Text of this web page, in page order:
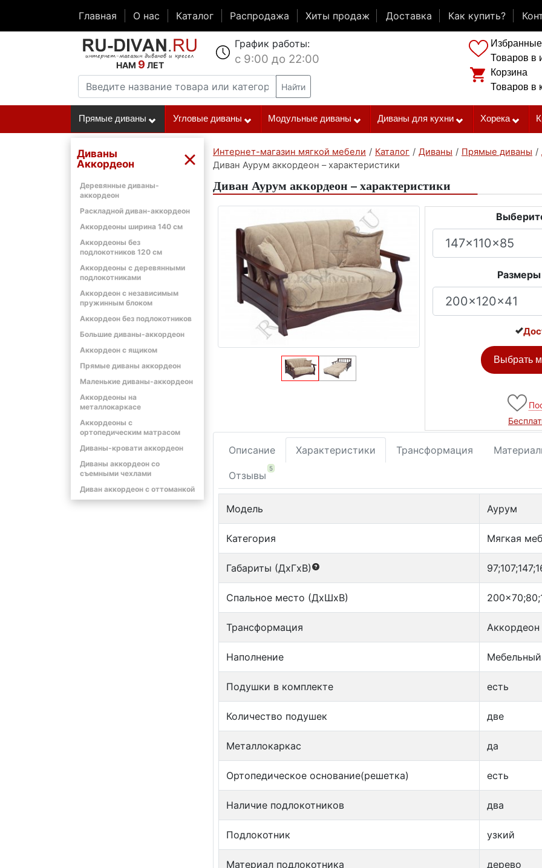
Главная О нас Каталог Распродажа Хиты продаж Доставка Как купить?
НАМ 9 ЛЕТ
График работы:
с 9:00 до 22:00
Найти
Товаров в
Корзина
Товаров в
Прямые диваны Угловые диваны Модульные диваны Диваны для кухни Хорека
Диваны
Аккордеон
Деревянные диваны-
аккордеон
Раскладной диван-аккордеон
Аккордеоны ширина 140 см
Аккордеоны без
подлокотников 120 см
Аккордеоны с деревянными
подлокотниками
Аккордеон с независимым
пружинным блоком
Аккордеон без подлокотников
Большие диваны-аккордеон
Аккордеон с ящиком
Прямые диваны аккордеон
Маленькие диваны-аккордеон
Аккордеоны на
металлокаркасе
Аккордеоны с
ортопедическим матрасом
Диваны-кровати аккордеон
Диваны аккордеон со
съемными чехлами
Диван аккордеон с оттоманкой
Интернет-магазин мягкой мебели / Каталог / Диваны / Прямые диваны /
Диван Аурум аккордеон – характеристики
Диван Аурум аккордеон – характеристики
Выбрать
Описание Характеристики Трансформация
Отзывы
5
Модель Аурум
Категория Мягкая
Габариты (ДxГxВ)
Спальное место (ДxШxВ)
Трансформация Аккордеон
Наполнение
Подушки в комплекте есть
Количество подушек две
Металлокаркас да
Ортопедическое основание(решетка) есть
Наличие подлокотников два
Подлокотник узкий
Материал подлокотника дерево